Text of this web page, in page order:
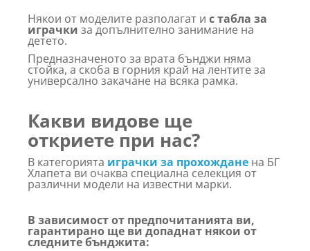
Някои от моделите разполагат и с табла за
играчки за допълнително занимание на
детето.
Предназначеното за врата бънджи няма
стойка, а скоба в горния край на лентите за
универсално закачане на всяка рамка.
Какви видове ще
откриете при нас?
В категорията играчки за прохождане на БГ
Хлапета ви очаква специална селекция от
различни модели на известни марки.
В зависимост от предпочитанията ви,
гарантирано ще ви допаднат някои от
следните бънджита: